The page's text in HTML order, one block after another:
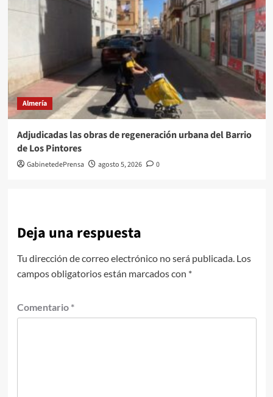
Almería
Adjudicadas las obras de regeneración urbana del Barrio
de Los Pintores
GabinetedePrensa agosto 5, 2026 0
Deja una respuesta
Tu dirección de correo electrónico no será publicada. Los
campos obligatorios están marcados con *
Comentario *